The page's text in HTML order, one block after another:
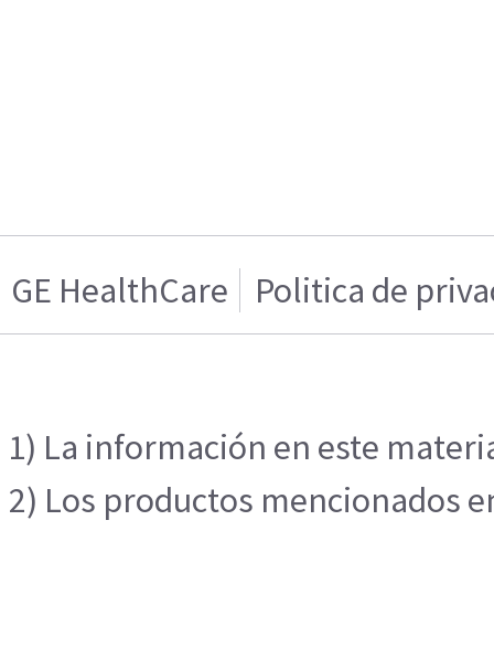
GE HealthCare Politica de
1) La información en este
2) Los productos mencionados